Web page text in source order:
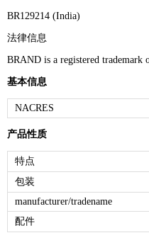
BR129214 (India)
法律信息
BRAND is a registered
基本信息
NACRES
产品性质
特点
包装
manufacturer/tradename
配件